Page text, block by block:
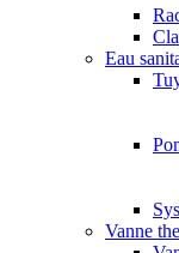
Eau
Vanne